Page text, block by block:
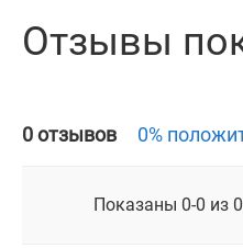
Отзывы
0 отзывов 0%
Показаны 0-0 из 0